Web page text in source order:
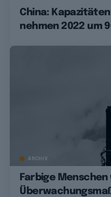
China:
nehmen 2022 um
ARCHIV
Farbige